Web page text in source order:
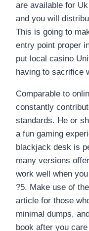
are available for
and you will
This is going to
entry point proper
put local casino
having to sacrifice
Comparable to
constantly
standards. He or
a fun gaming
blackjack desk is
many versions
work well when
?5. Make use of
article for those
minimal dumps,
book after you